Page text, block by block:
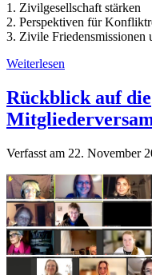
1. Zivilgesellschaft stärken
2. Perspektiven für
3. Zivile Friedensmissionen
Weiterlesen
Rückblick auf die
Verfasst am 22. November